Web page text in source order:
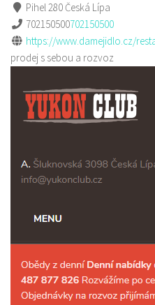
Pihel 280 Česká Lípa
702150500702150500
https://www.damejidlo.cz/
prodej s sebou a rozvoz